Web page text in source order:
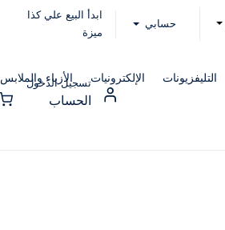
حسابي
ابدأ البيع علي كذا
ميزة
التليفزيونات الإلكترونيات الأزياء والملابس
تسجيل الدخول
الحساب